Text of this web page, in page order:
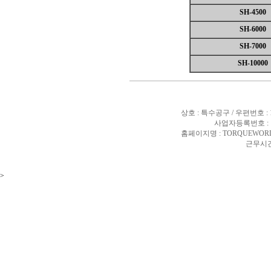
SH-4500
SH-6000
SH-7000
SH-10000
상호 : 특수공구 / 우편번호 :
사업자등록번호 :
홈페이지명 :
근무시
>